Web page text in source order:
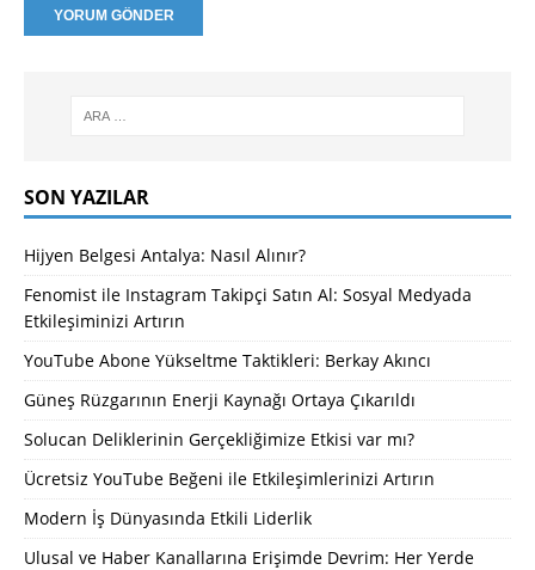
SON YAZILAR
Hijyen Belgesi Antalya: Nasıl Alınır?
Fenomist ile Instagram Takipçi Satın Al: Sosyal Medyada
Etkileşiminizi Artırın
YouTube Abone Yükseltme Taktikleri: Berkay Akıncı
Güneş Rüzgarının Enerji Kaynağı Ortaya Çıkarıldı
Solucan Deliklerinin Gerçekliğimize Etkisi var mı?
Ücretsiz YouTube Beğeni ile Etkileşimlerinizi Artırın
Modern İş Dünyasında Etkili Liderlik
Ulusal ve Haber Kanallarına Erişimde Devrim: Her Yerde